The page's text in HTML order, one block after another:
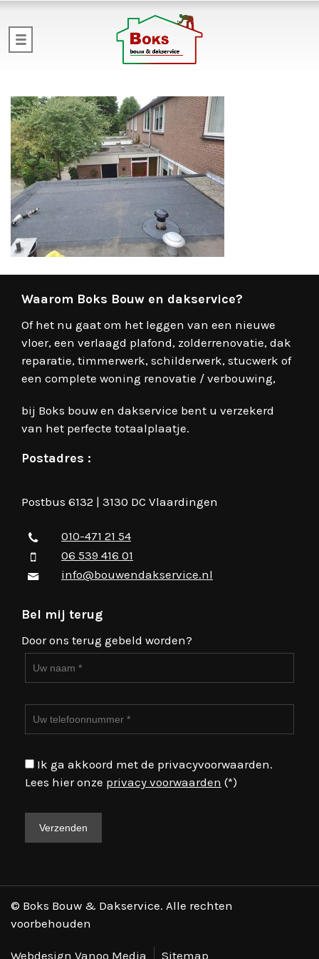
Waarom Boks Bouw en dakservice?
Of het nu gaat om het leggen van een nieuwe
vloer, een verlaagd plafond, zolderrenovatie, dak
reparatie, timmerwerk, schilderwerk, stucwerk of
een complete woning renovatie / verbouwing,
bij Boks bouw en dakservice bent u verzekerd
van het perfecte totaalplaatje.
Postadres :
Postbus 6132 | 3130 DC Vlaardingen
010-471 21 54
06 539 416 01
info@bouwendakservice.nl
Bel mij terug
Door ons terug gebeld worden?
Ik ga akkoord met de privacyvoorwaarden.
Lees hier onze privacy voorwaarden (*)
© Boks Bouw & Dakservice. Alle rechten
voorbehouden
Webdesign Vanoo Media Sitemap